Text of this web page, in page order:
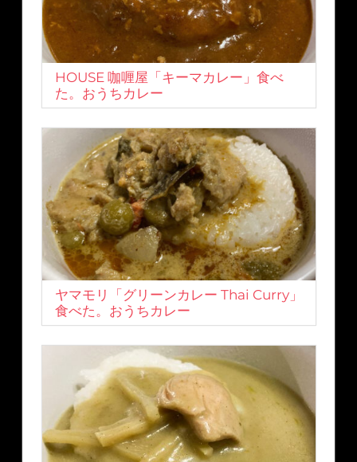
HOUSE 咖喱屋「キーマカレー」食べ
た。おうちカレー
ヤマモリ「グリーンカレー Thai Curry」
食べた。おうちカレー